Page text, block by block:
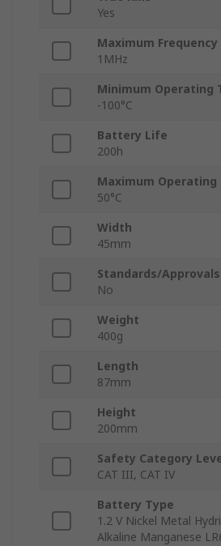
Yes
Maximum Frequency
1MHz
Minimum Operating
-100°C
Battery Life
200h
Maximum
50°C
Width
45mm
Standards/Approvals
No
Weight
400g
Length
87mm
Height
200mm
Safety Category
CAT III, CAT IV
Battery Type
1.2 V Nickel Metal
Alkaline Manganese